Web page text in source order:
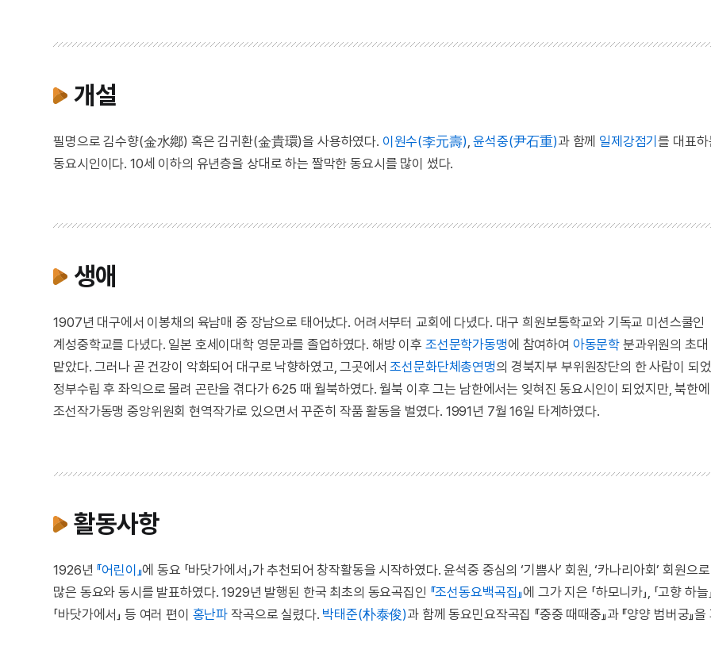
개설
필명으로 김수향(金水鄕) 혹은 김귀환(金貴環)을 사용하였다. 이원수(李元壽) ,윤석중(尹石重)과 함께 일제강점기를 대표하
동요시인이다. 10세 이하의 유년층을 상대로 하는 짤막한 동요시를 많이 썼다.
생애
1907년 대구에서 이봉채의 육남매 중 장남으로 태어났다. 어려서부터 교회에 다녔다. 대구 희원보통학교와 기독교 미션스쿨인
계성중학교를 다녔다. 일본 호세이대학 영문과를 졸업하였다. 해방 이후 조선문학가동맹에 참여하여 아동문학 분과위원의 초
맡았다. 그러나 곧 건강이 악화되어 대구로 낙향하였고, 그곳에서조선문화단체총연맹의 경북지부 부위원장단의 한 사람이 되
정부수립 후 좌익으로 몰려 곤란을 겪다가 6·25 때 월북하였다. 월북 이후 그는 남한에서는 잊혀진 동요시인이 되었지만, 북한
조선작가동맹 중앙위원회 현역작가로 있으면서 꾸준히 작품 활동을 벌였다. 1991년 7월 16일 타계하였다.
활동사항
1926년 『어린이』에 동요 「바닷가에서」가 추천되어 창작활동을 시작하였다. 윤석중 중심의 ‘기쁨사’ 회원, ‘카나리아회’ 회원으
많은 동요와 동시를 발표하였다. 1929년 발행된 한국 최초의 동요곡집인 『조선동요백곡집』에 그가 지은 「하모니카」, 「고향 하늘
「바닷가에서」 등 여러 편이 홍난파 작곡으로 실렸다. 박태준(朴泰俊)과 함께 동요민요작곡집 『중중 때때중』과 『양양 범버궁』